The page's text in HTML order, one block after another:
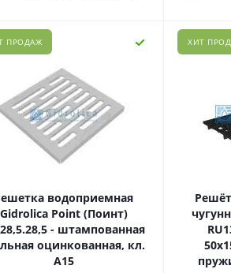
ПРОДАЖ
водоприемная
Gidrolica Point (Поинт)
- штампованная
оцинкованная, кл.
А15
ХИТ